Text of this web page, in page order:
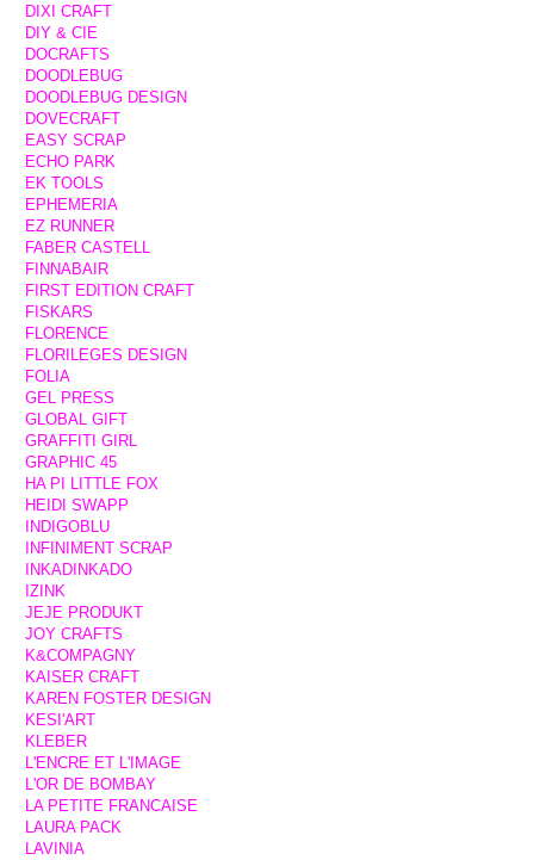
DIXI CRAFT
DIY & CIE
DOCRAFTS
DOODLEBUG
DOODLEBUG DESIGN
DOVECRAFT
EASY SCRAP
ECHO PARK
EK TOOLS
EPHEMERIA
EZ RUNNER
FABER CASTELL
FINNABAIR
FIRST EDITION CRAFT
FISKARS
FLORENCE
FLORILEGES DESIGN
FOLIA
GEL PRESS
GLOBAL GIFT
GRAFFITI GIRL
GRAPHIC 45
HA PI LITTLE FOX
HEIDI SWAPP
INDIGOBLU
INFINIMENT SCRAP
INKADINKADO
IZINK
JEJE PRODUKT
JOY CRAFTS
K&COMPAGNY
KAISER CRAFT
KAREN FOSTER DESIGN
KESI'ART
KLEBER
L'ENCRE ET L'IMAGE
L'OR DE BOMBAY
LA PETITE FRANCAISE
LAURA PACK
LAVINIA